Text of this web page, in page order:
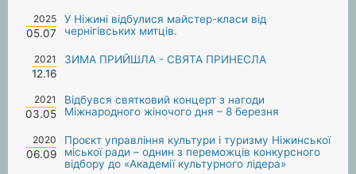
2025
05.07
У Ніжині відбулися майстер-класи від
чернігівських митців.
2021
12.16
ЗИМА ПРИЙШЛА - СВЯТА ПРИНЕСЛА
2021
03.05
Відбувся святковий концерт з нагоди
Міжнародного жіночого дня – 8 березня
2020
06.09
Проєкт управління культури і туризму Ніжинської
міської ради – однин з переможців конкурсного
відбору до «Академії культурного лідера»